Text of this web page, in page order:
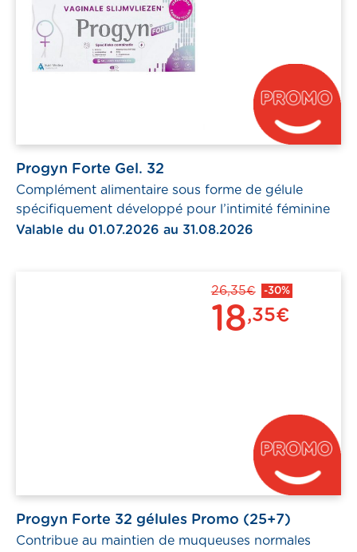
Progyn Forte Gel. 32
Complément alimentaire sous forme de gélule
spécifiquement développé pour l’intimité féminine
Valable du 01.07.2026 au 31.08.2026
26,35€ -30%
18,35€
Progyn Forte 32 gélules Promo (25+7)
Contribue au maintien de muqueuses normales